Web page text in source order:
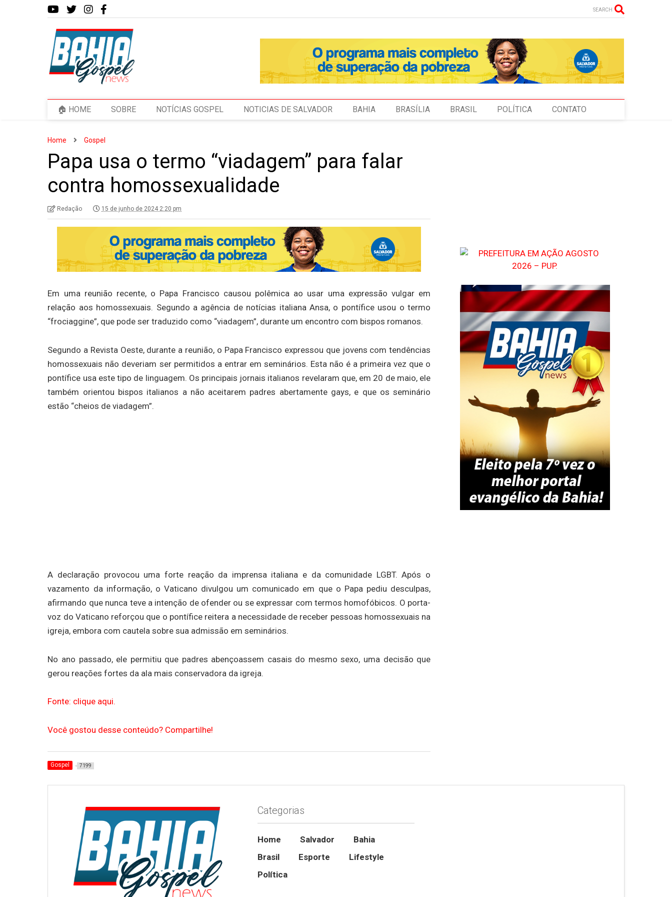
SEARCH
🏠 HOME SOBRE NOTÍCIAS GOSPEL NOTICIAS DE SALVADOR BAHIA BRASÍLIA BRASIL POLÍTICA CONTATO
Home Gospel
Papa usa o termo “viadagem” para falar
contra homossexualidade
Redação 15 de junho de 2024 2:20 pm
Em uma reunião recente, o Papa Francisco causou polêmica ao usar uma expressão vulgar em
relação aos homossexuais. Segundo a agência de notícias italiana Ansa, o pontífice usou o termo
“frociaggine”, que pode ser traduzido como “viadagem”, durante um encontro com bispos romanos.
Segundo a Revista Oeste, durante a reunião, o Papa Francisco expressou que jovens com tendências
homossexuais não deveriam ser permitidos a entrar em seminários. Esta não é a primeira vez que o
pontífice usa este tipo de linguagem. Os principais jornais italianos revelaram que, em 20 de maio, ele
também orientou bispos italianos a não aceitarem padres abertamente gays, e que os seminário
estão “cheios de viadagem”.
A declaração provocou uma forte reação da imprensa italiana e da comunidade LGBT. Após o
vazamento da informação, o Vaticano divulgou um comunicado em que o Papa pediu desculpas,
afirmando que nunca teve a intenção de ofender ou se expressar com termos homofóbicos. O porta-
voz do Vaticano reforçou que o pontífice reitera a necessidade de receber pessoas homossexuais na
igreja, embora com cautela sobre sua admissão em seminários.
No ano passado, ele permitiu que padres abençoassem casais do mesmo sexo, uma decisão que
gerou reações fortes da ala mais conservadora da igreja.
Fonte: clique aqui.
Você gostou desse conteúdo? Compartilhe!
Gospel 7199
Categorias
Home Salvador
Bahia
Brasil
Esporte
Lifestyle
Política